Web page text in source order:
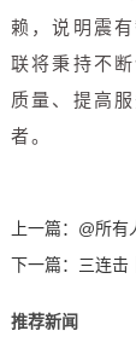
赖，说明震
联将秉持不
质量、提高
者。
上一篇： @所有
下一篇： 三连击
推荐新闻